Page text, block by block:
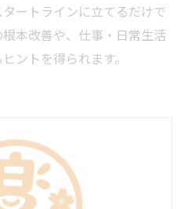
ートラインに立てるだけで
本改善や、仕事・日常生活
ントを得られます。